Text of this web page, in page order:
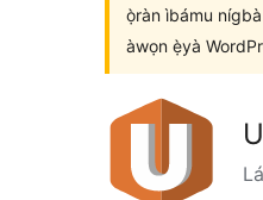
ọ̀ràn ìbámu
àwọn ẹ̀yà